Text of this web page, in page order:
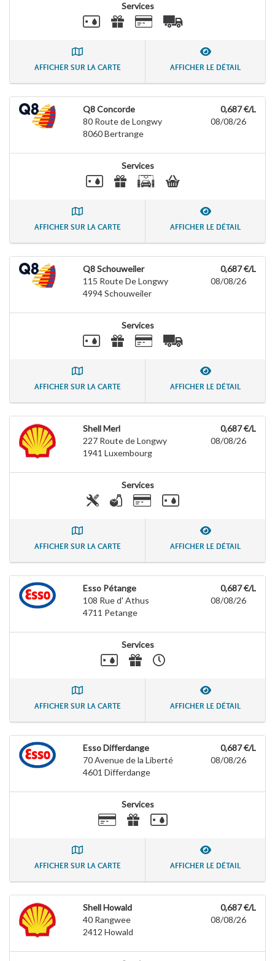
Services
AFFICHER SUR LA CARTE AFFICHER LE DÉTAIL
Q8 Concorde
80 Route de Longwy
8060Bertrange
0,687 €/L
08/08/26
Services
AFFICHER SUR LA CARTE AFFICHER LE DÉTAIL
Q8 Schouweiler
115 Route De Longwy
4994Schouweiler
0,687 €/L
08/08/26
Services
AFFICHER SUR LA CARTE AFFICHER LE DÉTAIL
Shell Merl
227 Route de Longwy
1941 Luxembourg
0,687 €/L
08/08/26
Services
AFFICHER SUR LA CARTE AFFICHER LE DÉTAIL
Esso Pétange
108 Rue d' Athus
4711 Petange
0,687 €/L
08/08/26
Services
AFFICHER SUR LA CARTE AFFICHER LE DÉTAIL
Esso Differdange
70 Avenue de la Liberté
4601 Differdange
0,687 €/L
08/08/26
Services
AFFICHER SUR LA CARTE AFFICHER LE DÉTAIL
Shell Howald
40 Rangwee
2412 Howald
0,687 €/L
08/08/26